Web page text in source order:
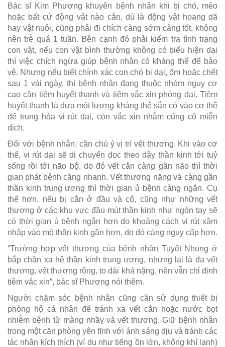
Bác sĩ Kim Phượng khuyên bệnh nhân khi bị chó, mèo
hoặc bất cứ động vật nào cắn, dù là động vật hoang dã
hay vật nuôi, cũng phải đi chích càng sớm càng tốt, không
nên trễ quá 1 tuần. Bên cạnh đó phải kiểm tra tình trạng
con vật, nếu con vật bình thường không có biểu hiện dại
thì việc chích ngừa giúp bệnh nhân có kháng thể để bảo
vệ. Nhưng nếu biết chính xác con chó bị dại, ốm hoặc chết
sau 1 vài ngày, thì bệnh nhân đang thuộc nhóm nguy cơ
cao cần tiêm huyết thanh và tiêm vắc xin phòng dại. Tiêm
huyết thanh là đưa một lượng kháng thể sẵn có vào cơ thể
để trung hòa vi rút dại, còn vắc xin nhằm củng cố miễn
dịch.
Đối với bệnh nhân, cần chú ý vị trí vết thương. Khi vào cơ
thể, vi rút dại sẽ di chuyển dọc theo dây thần kinh tới tuỷ
sống rồi tới não bộ, do đó vết cắn càng gần não thì thời
gian phát bệnh càng nhanh. Vết thương nặng và càng gần
thần kinh trung ương thì thời gian ủ bệnh càng ngắn. Cụ
thể hơn, nếu bị cắn ở đầu và cổ, cũng như những vết
thương ở các khu vực đầu mút thần kinh như ngón tay sẽ
có thời gian ủ bệnh ngắn hơn do khoảng cách vi rút xâm
nhập vào mô thần kinh gần hơn, do đó càng nguy cấp hơn.
“Trường hợp vết thương của bệnh nhân Tuyết Nhung ở
bắp chân xa hệ thần kinh trung ương, nhưng lại là đa vết
thương, vết thương rộng, to dài khá nặng, nên vẫn chỉ định
tiêm vắc xin”, bác sĩ Phượng nói thêm.
Người chăm sóc bệnh nhân cũng cần sử dụng thiết bị
phòng hộ cá nhân để tránh xa vết cắn hoặc nước bọt
nhiễm bệnh từ màng nhầy và vết thương. Giữ bệnh nhân
trong một căn phòng yên tĩnh với ánh sáng dịu và tránh các
tác nhân kích thích (ví dụ như tiếng ồn lớn, không khí lạnh)